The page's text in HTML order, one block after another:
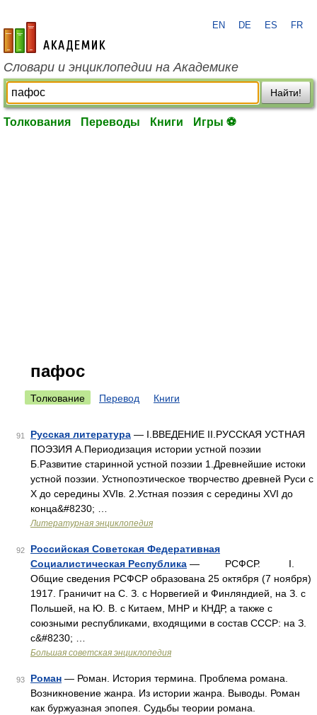
academic.ru
EN DE ES FR
Словари и энциклопедии на Академике
Найти!
Толкования Переводы Книги Игры ⚽
пафос
Толкование Перевод Книги
91 Русская литература — I.ВВЕДЕНИЕ II.РУССКАЯ УСТНАЯ
ПОЭЗИЯ А.Периодизация истории устной поэзии
Б.Развитие старинной устной поэзии 1.Древнейшие истоки
устной поэзии. Устнопоэтическое творчество древней Руси с
X до середины XVIв. 2.Устная поэзия с середины XVI до
конца&#8230; …
Литературная энциклопедия
92
Российская Советская Федеративная
Социалистическая Республика — РСФСР. I.
Общие сведения РСФСР образована 25 октября (7 ноября)
1917. Граничит на С. З. с Норвегией и Финляндией, на З. с
Польшей, на Ю. В. с Китаем, МНР и КНДР, а также с
союзными республиками, входящими в состав СССР: на З.
с&#8230; …
Большая советская энциклопедия
93 Роман — Роман. История термина. Проблема романа.
Возникновение жанра. Из истории жанра. Выводы. Роман
как буржуазная эпопея. Судьбы теории романа.